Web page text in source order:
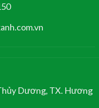
Dương, TX. Hương